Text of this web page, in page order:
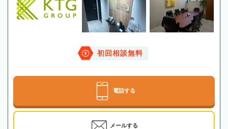
初回相談無料
電話する
メールする